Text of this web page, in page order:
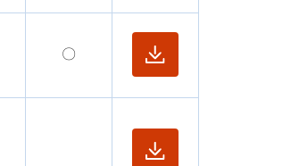
〇